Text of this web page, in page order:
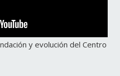
y evolución del Centro